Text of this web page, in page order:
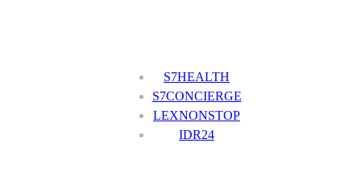
S7HEALTH
S7CONCIERGE
LEXNONSTOP
IDR24